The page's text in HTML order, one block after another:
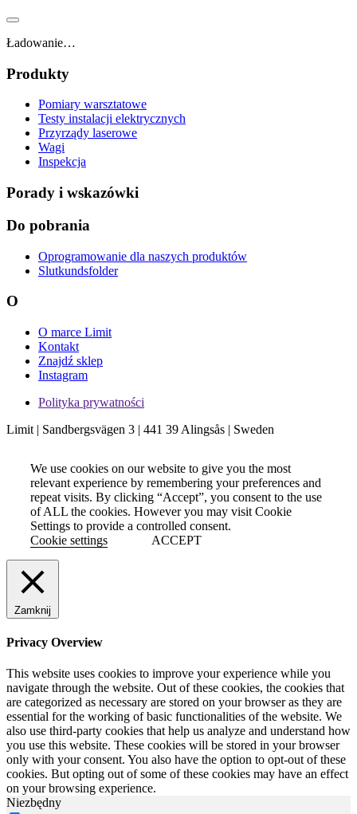
Ładowanie…
Produkty
Pomiary warsztatowe
Testy instalacji elektrycznych
Przyrządy laserowe
Wagi
Inspekcja
Porady i wskazówki
Do pobrania
Oprogramowanie dla naszych produktów
Slutkundsfolder
O
O marce Limit
Kontakt
Znajdź sklep
Instagram
Polityka prywatności
Limit | Sandbergsvägen 3 | 441 39 Alingsås | Sweden
We use cookies on our website to give you the most
relevant experience by remembering your preferences and
repeat visits. By clicking “Accept”, you consent to the use
of ALL the cookies. However you may visit Cookie
Settings to provide a controlled consent.
Cookie settings
ACCEPT
Zamknij
Privacy Overview
This website uses cookies to improve your experience while you
navigate through the website. Out of these cookies, the cookies that
are categorized as necessary are stored on your browser as they are
essential for the working of basic functionalities of the website. We
also use third-party cookies that help us analyze and understand how
you use this website. These cookies will be stored in your browser
only with your consent. You also have the option to opt-out of these
cookies. But opting out of some of these cookies may have an effect
on your browsing experience.
Niezbędny